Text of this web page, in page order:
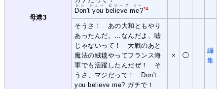
母港3
Don't you believe me?
ドン チュー ビリーブ ミー
*4
そうさ！ あの大和ともやり
あったんだ。…なんだよ、嘘
じゃないって！ 大戦のあと
魔法の絨毯やってフランス海
軍でも活躍したんだぜ！ そ
うさ、マジだって！ Don't
you believe me? ガチで！
× ◯
編
集